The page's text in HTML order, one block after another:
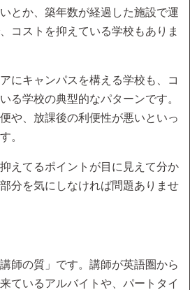
とか、築年数が経過した施設で運
コストを抑えている学校もありま
にキャンパスを構える学校も、コ
る学校の典型的なパターンです。
や、放課後の利便性が悪いといっ
。
えてるポイントが目に見えて分か
分を気にしなければ問題ありませ
師の質」です。講師が英語圏から
ているアルバイトや、パートタイ